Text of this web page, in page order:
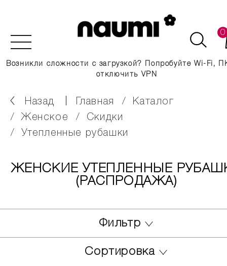
0
Возникли сложности с загрузкой? Попробуйте Wi-Fi,
отключить VPN
Назад главная
каталог
женское
скидки
утепленные рубашки
ЖЕНСКИЕ УТЕПЛЕННЫЕ
(РАСПРОДАЖА)
Фильтр
Сортировка